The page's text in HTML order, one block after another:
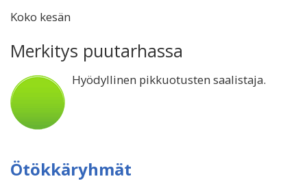
Koko kesän
Merkitys puutarhassa
Hyödyllinen pikkuotusten saalistaja.
Ötökkäryhmät